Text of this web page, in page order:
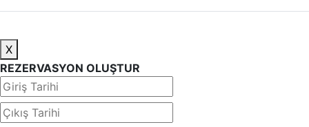
X
REZERVASYON OLUŞTUR